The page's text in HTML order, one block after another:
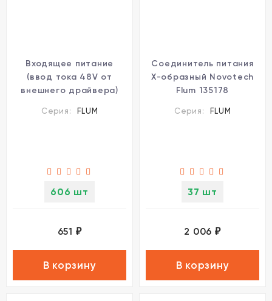
Входящее питание
(ввод тока 48V от
внешнего драйвера)
Серия: FLUM
606 шт
651 ₽
В корзину
Соединитель питания
Х-образный Novotech
Flum 135178
Серия: FLUM
37 шт
2 006 ₽
В корзину